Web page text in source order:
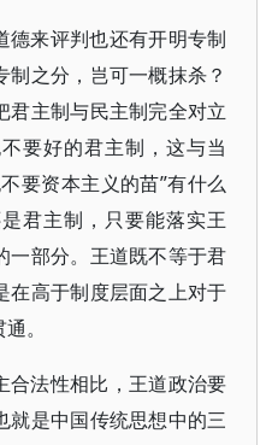
德来评判也还有开明专制
之分，岂可一概抹杀？
君主制与民主制完全对立
要好的君主制，这与当
要资本主义的苗”有什么
君主制，只要能落实王
一部分。王道既不等于君
在高于制度层面之上对于
。
合法性相比，王道政治要
就是中国传统思想中的三